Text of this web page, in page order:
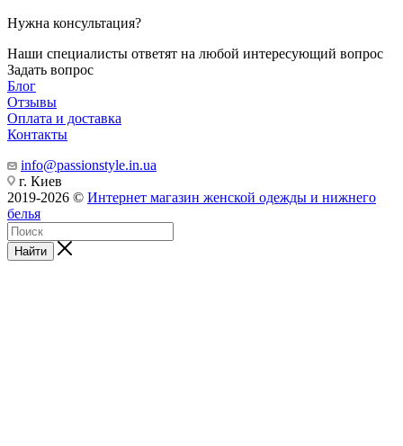
Нужна консультация?
Наши специалисты ответят на любой интересующий вопрос
Задать вопрос
Блог
Отзывы
Оплата и доставка
Контакты
info@passionstyle.in.ua
г. Киев
2019-2026 © Интернет магазин женской одежды и нижнего
белья
Найти